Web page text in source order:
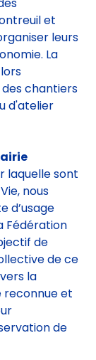
et
leurs
La
chantiers
d'atelier
sont
nous
d’usage
de
de ce
la
et
de